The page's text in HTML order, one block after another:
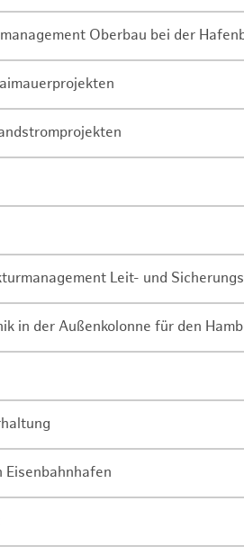
Oberbau bei der
Leit- und
in der Außenkolonne für den